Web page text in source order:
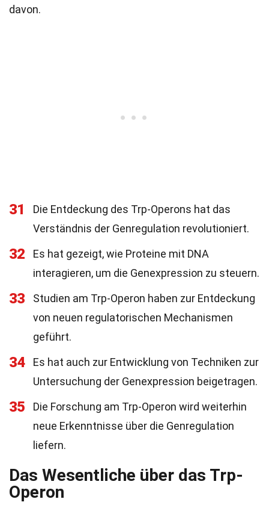
davon.
31
Die Entdeckung des Trp-Operons hat das
Verständnis der Genregulation revolutioniert.
32
Es hat gezeigt, wie Proteine mit DNA
interagieren, um die Genexpression zu steuern.
33
Studien am Trp-Operon haben zur Entdeckung
von neuen regulatorischen Mechanismen
geführt.
34
Es hat auch zur Entwicklung von Techniken zur
Untersuchung der Genexpression beigetragen.
35
Die Forschung am Trp-Operon wird weiterhin
neue Erkenntnisse über die Genregulation
liefern.
Das Wesentliche über das Trp-
Operon